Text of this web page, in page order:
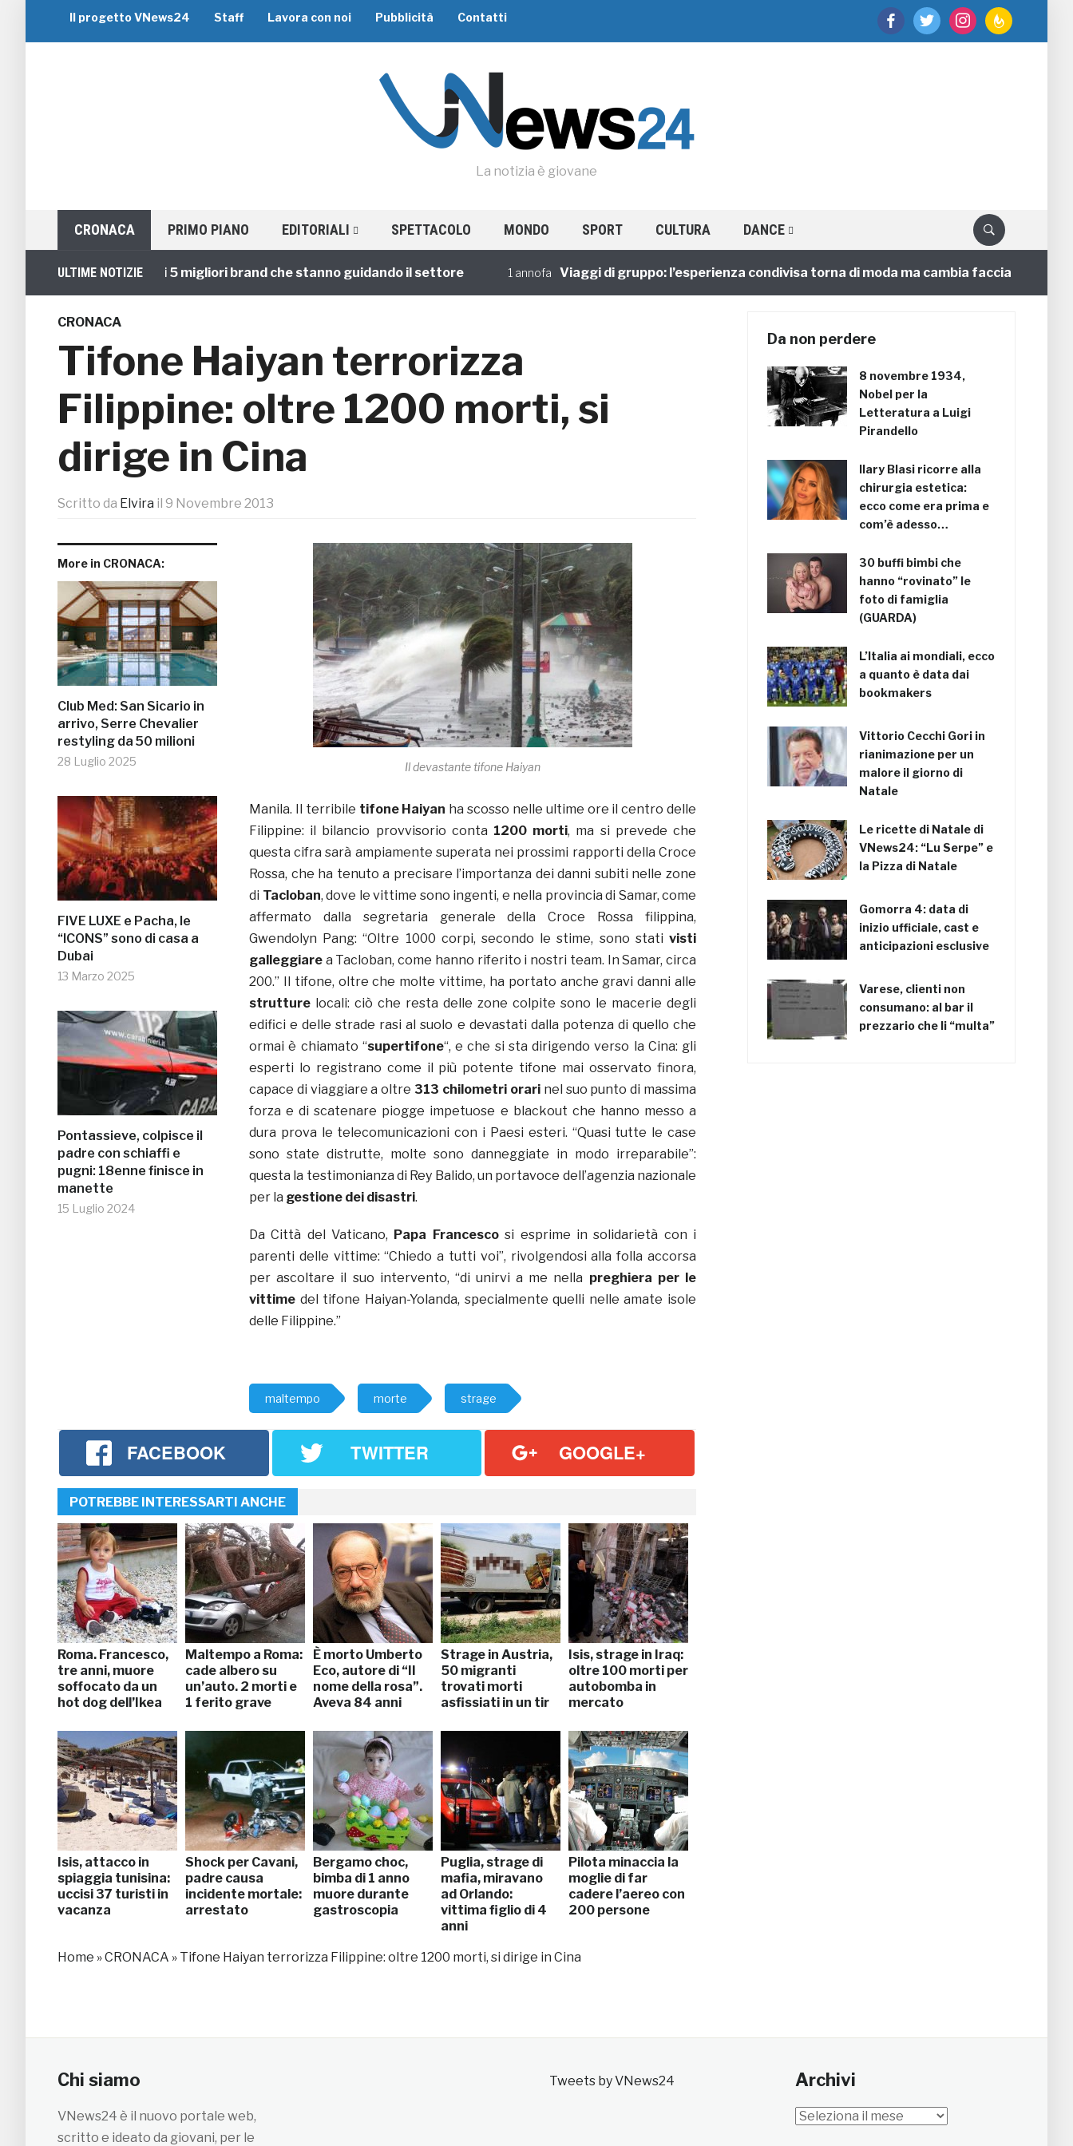
facebooktwitter instagramfeedburner
Il progetto VNews24 Staff Lavora con noi Pubblicità Contatti
La notizia è giovane
CRONACA PRIMO PIANO EDITORIALI SPETTACOLO MONDO SPORT CULTURA DANCE
ULTIME NOTIZIE
Viaggi di Gruppo: i 5 migliori brand che stanno guidando il settore 1 annofa Viaggi di gruppo: l’esperienza condivisa torna di moda ma cambia faccia
CRONACA
Tifone Haiyan terrorizza
Filippine: oltre 1200 morti, si
dirige in Cina
Scritto da Elvira il 9 Novembre 2013
More in CRONACA:
Club Med: San Sicario in
arrivo, Serre Chevalier
restyling da 50 milioni
28 Luglio 2025
FIVE LUXE e Pacha, le
“ICONS” sono di casa a
Dubai
13 Marzo 2025
Pontassieve, colpisce il
padre con schiaffi e
pugni: 18enne finisce in
manette
15 Luglio 2024
Il devastante tifone Haiyan
Manila. Il terribile tifone Haiyan ha scosso nelle ultime ore il centro delle
Filippine: il bilancio provvisorio conta 1200 morti, ma si prevede che
questa cifra sarà ampiamente superata nei prossimi rapporti della Croce
Rossa, che ha tenuto a precisare l’importanza dei danni subiti nelle zone
di Tacloban, dove le vittime sono ingenti, e nella provincia di Samar, come
affermato dalla segretaria generale della Croce Rossa filippina,
Gwendolyn Pang: “Oltre 1000 corpi, secondo le stime, sono stati visti
galleggiare a Tacloban, come hanno riferito i nostri team. In Samar, circa
200.” Il tifone, oltre che molte vittime, ha portato anche gravi danni alle
strutture locali: ciò che resta delle zone colpite sono le macerie degli
edifici e delle strade rasi al suolo e devastati dalla potenza di quello che
ormai è chiamato “supertifone“, e che si sta dirigendo verso la Cina: gli
esperti lo registrano come il più potente tifone mai osservato finora,
capace di viaggiare a oltre 313 chilometri orarinel suo punto di massima
forza e di scatenare piogge impetuose e blackout che hanno messo a
dura prova le telecomunicazioni con i Paesi esteri. “Quasi tutte le case
sono state distrutte, molte sono danneggiate in modo irreparabile”:
questa la testimonianza di Rey Balido, un portavoce dell’agenzia nazionale
per la gestione dei disastri.
Da Città del Vaticano, Papa Francescosi esprime in solidarietà con i
parenti delle vittime: “Chiedo a tutti voi”, rivolgendosi alla folla accorsa
per ascoltare il suo intervento, “di unirvi a me nella preghiera per le
vittime del tifone Haiyan-Yolanda, specialmente quelli nelle amate isole
delle Filippine.”
maltempo morte strage
FACEBOOK TWITTER GOOGLE+
POTREBBE INTERESSARTI ANCHE
Roma. Francesco,
tre anni, muore
soffocato da un
hot dog dell’Ikea
Maltempo a Roma:
cade albero su
un’auto. 2 morti e
1 ferito grave
È morto Umberto
Eco, autore di “Il
nome della rosa”.
Aveva 84 anni
Strage in Austria,
50 migranti
trovati morti
asfissiati in un tir
Isis, strage in Iraq:
oltre 100 morti per
autobomba in
mercato
Isis, attacco in
spiaggia tunisina:
uccisi 37 turisti in
vacanza
Shock per Cavani,
padre causa
incidente mortale:
arrestato
Bergamo choc,
bimba di 1 anno
muore durante
gastroscopia
Puglia, strage di
mafia, miravano
ad Orlando:
vittima figlio di 4
anni
Pilota minaccia la
moglie di far
cadere l’aereo con
200 persone
Home »CRONACA » Tifone Haiyan terrorizza Filippine: oltre 1200 morti, si dirige in Cina
Da non perdere
8 novembre 1934,
Nobel per la
Letteratura a Luigi
Pirandello
Ilary Blasi ricorre alla
chirurgia estetica:
ecco come era prima e
com’è adesso…
30 buffi bimbi che
hanno “rovinato” le
foto di famiglia
(GUARDA)
L’Italia ai mondiali, ecco
a quanto è data dai
bookmakers
Vittorio Cecchi Gori in
rianimazione per un
malore il giorno di
Natale
Le ricette di Natale di
VNews24: “Lu Serpe” e
la Pizza di Natale
Gomorra 4: data di
inizio ufficiale, cast e
anticipazioni esclusive
Varese, clienti non
consumano: al bar il
prezzario che li “multa”
Chi siamo
VNews24 è il nuovo portale web,
scritto e ideato da giovani, per le
Tweets by VNews24 Archivi
Archivi